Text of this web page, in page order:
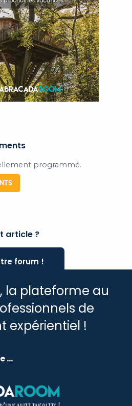
programmé.
article ?
forum !
, la plateforme au
de
expérientiel !
...